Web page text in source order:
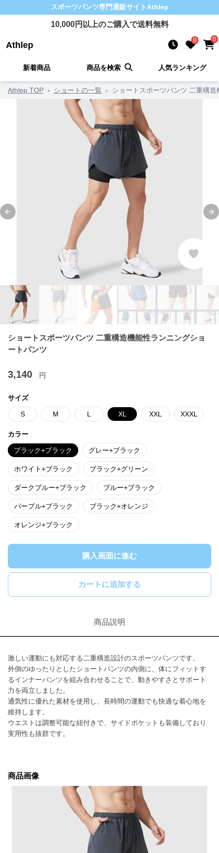
スポーツパンツ専門通販サイト Athlep
10,000円以上のご購入で送料無料
Athlep 0 0
新着商品 商品を検索 人気ランキング
Athlep TOP › ショートの一覧 › ショートスポーツパンツ 二重構
Previous slide
ショートスポーツパンツ 二重構造機能性ランニングショ
ートパンツ
3,140 円
サイズ
S M L XL XXL XXXL
カラー
ブラック+ブラック グレー+ブラック
ホワイト+ブラック ブラック+グリーン
ダークブルー+ブラック ブルー+ブラック
パープル+ブラック ブラック+オレンジ
オレンジ+ブラック
購入画面に進む
カートに追加する
商品説明
激しい運動にも対応する二重構造設計のスポーツパンツです。
外側のゆったりとしたショートパンツの内側に、体にフィットす
るインナーパンツを組み合わせることで、動きやすさとサポート
力を両立しました。
通気性に優れた素材を使用し、長時間の運動でも快適な着心地を
維持します。
ウエストは調整可能な紐付きで、サイドポケットも装備しており
実用性も抜群です。
商品画像